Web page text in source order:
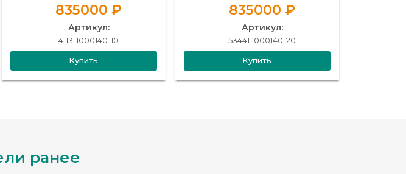
835000 ₽
Артикул:
4113-1000140-10
Купить
835000 ₽
Артикул:
53441.1000140-20
Купить
ранее